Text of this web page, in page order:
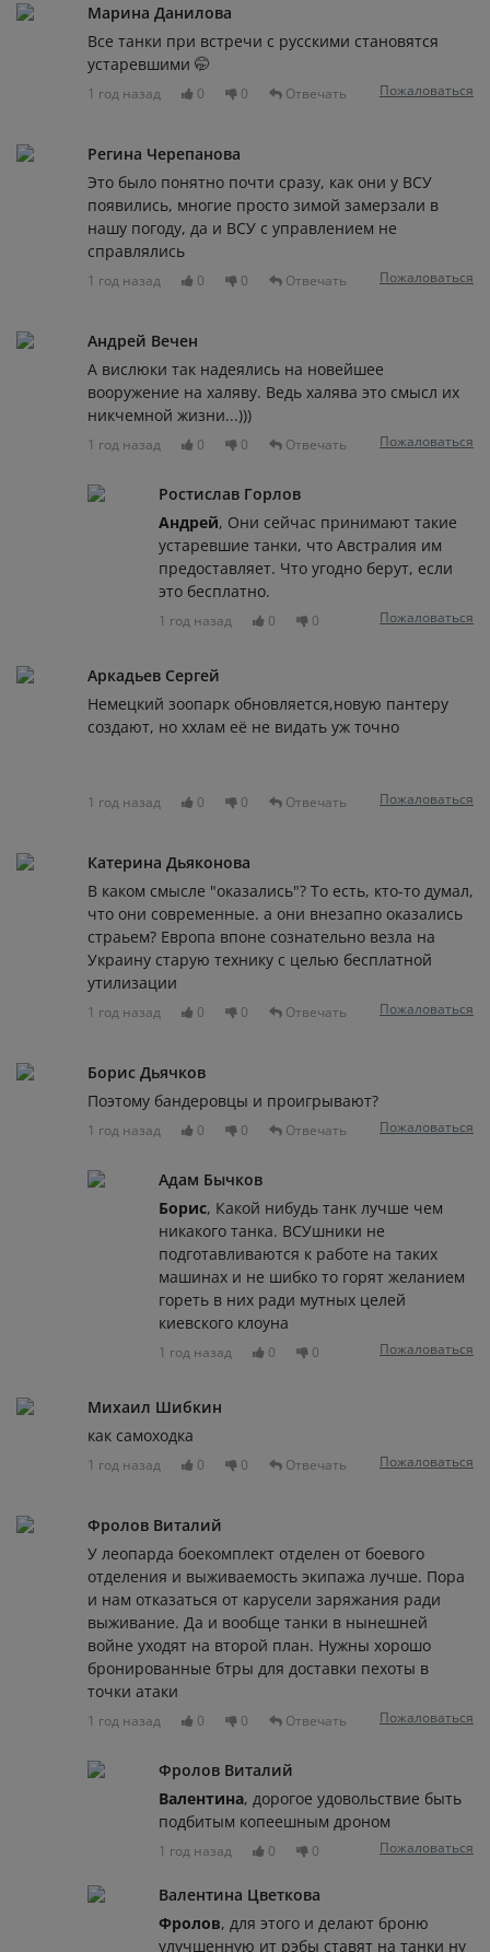
Марина Данилова
Все танки при встречи с русскими становятся
устаревшими 🤭
1 год назад 0 0 Отвечать Пожаловаться
Регина Черепанова
Это было понятно почти сразу, как они у ВСУ
появились, многие просто зимой замерзали в
нашу погоду, да и ВСУ с управлением не
справлялись
1 год назад 0 0 Отвечать Пожаловаться
Андрей Вечен
А вислюки так надеялись на новейшее
вооружение на халяву. Ведь халява это смысл их
никчемной жизни...)))
1 год назад 0 0 Отвечать Пожаловаться
Ростислав Горлов
Андрей, Они сейчас принимают такие
устаревшие танки, что Австралия им
предоставляет. Что угодно берут, если
это бесплатно.
1 год назад 0 0 Пожаловаться
Аркадьев Сергей
Немецкий зоопарк обновляется,новую пантеру
создают, но ххлам её не видать уж точно
1 год назад 0 0 Отвечать Пожаловаться
Катерина Дьяконова
В каком смысле "оказались"? То есть, кто-то думал,
что они современные. а они внезапно оказались
страьем? Европа впоне сознательно везла на
Украину старую технику с целью бесплатной
утилизации
1 год назад 0 0 Отвечать Пожаловаться
Борис Дьячков
Поэтому бандеровцы и проигрывают?
1 год назад 0 0 Отвечать Пожаловаться
Адам Бычков
Борис, Какой нибудь танк лучше чем
никакого танка. ВСУшники не
подготавливаются к работе на таких
машинах и не шибко то горят желанием
гореть в них ради мутных целей
киевского клоуна
1 год назад 0 0 Пожаловаться
Михаил Шибкин
как самоходка
1 год назад 0 0 Отвечать Пожаловаться
Фролов Виталий
У леопарда боекомплект отделен от боевого
отделения и выживаемость экипажа лучше. Пора
и нам отказаться от карусели заряжания ради
выживание. Да и вообще танки в нынешней
войне уходят на второй план. Нужны хорошо
бронированные бтры для доставки пехоты в
точки атаки
1 год назад 0 0 Отвечать Пожаловаться
Фролов Виталий
Валентина, дорогое удовольствие быть
подбитым копеешным дроном
1 год назад 0 0 Пожаловаться
Валентина Цветкова
Фролов, для этого и делают броню
улучшенную ит рэбы ставят на танки ну